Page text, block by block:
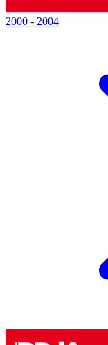
2000 - 2004